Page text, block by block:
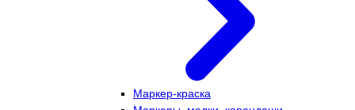
Маркер-краска